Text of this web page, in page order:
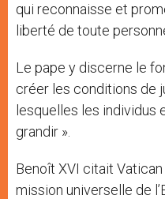
qui reconnaisse et
liberté de toute
Le pape y discerne le
créer les conditions de
lesquelles les individus
grandir ».
Benoît XVI citait
mission universelle de